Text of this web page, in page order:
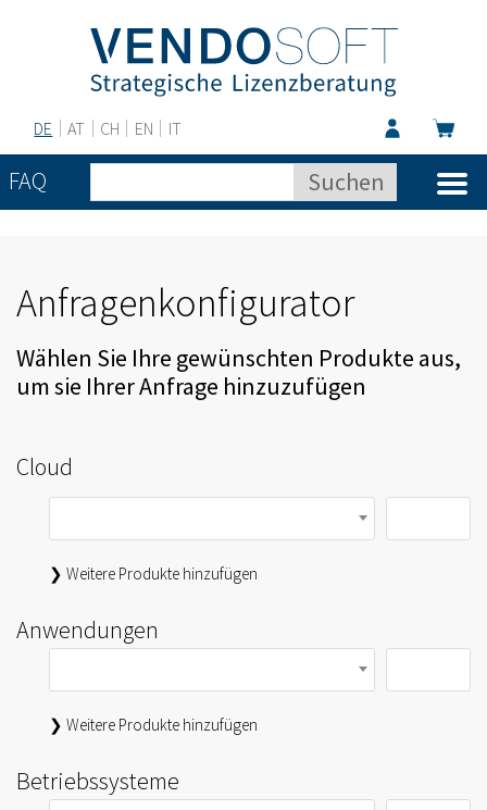
DE AT CH EN IT
FAQ
Anfragenkonfigurator
Wählen Sie Ihre gewünschten Produkte aus,
um sie Ihrer Anfrage hinzuzufügen
Cloud
❯ Weitere Produkte hinzufügen
Anwendungen
❯ Weitere Produkte hinzufügen
Betriebssysteme